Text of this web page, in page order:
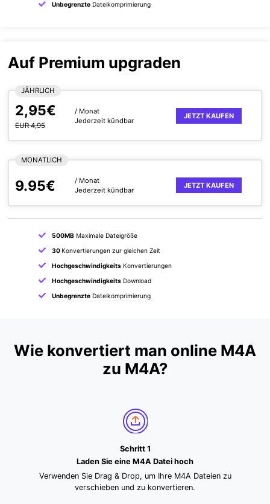
UnbegrenzteDateikomprimierung
Auf Premium upgraden
JÄHRLICH
2,95€
EUR 4,95
/ Monat
Jederzeit kündbar
JETZT KAUFEN
MONATLICH
9.95€
/ Monat
Jederzeit kündbar
JETZT KAUFEN
500MBMaximale Dateigröße
30Konvertierungen zur gleichen Zeit
HochgeschwindigkeitsKonvertierungen
HochgeschwindigkeitsDownload
UnbegrenzteDateikomprimierung
Wie konvertiert man online M4A
zu M4A?
Schritt 1
Laden Sie eine M4A Datei hoch
Verwenden Sie Drag & Drop, um Ihre M4A Dateien zu
verschieben und zu konvertieren.